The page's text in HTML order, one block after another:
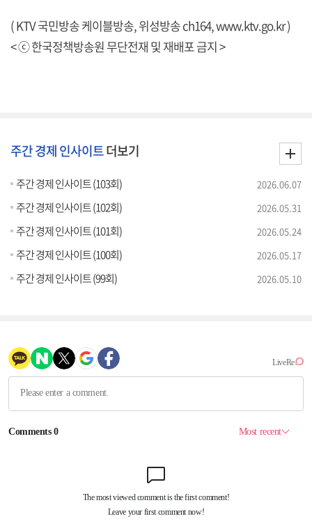
( KTV 국민방송 케이블방송, 위성방송 ch164,www.ktv.go.kr)
< ⓒ 한국정책방송원 무단전재 및 재배포 금지 >
주간 경제 인사이트더보기
주간 경제 인사이트 (103회) 2026.06.07
주간 경제 인사이트 (102회) 2026.05.31
주간 경제 인사이트 (101회) 2026.05.24
주간 경제 인사이트 (100회) 2026.05.17
주간 경제 인사이트 (99회) 2026.05.10